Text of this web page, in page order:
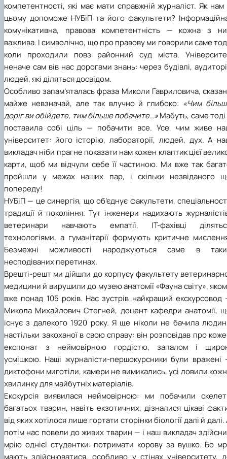
компетентності, які має мати справжній журналіст. Як нам
цьому допоможе НУБіП та його факультети?
комунікативна, правова компетентність — кожна з
важлива. І символічно, що про правову ми говорили саме
коли проходили повз районний суд міста.
неначе сам вів нас дорогами знань: через будівлі,
людей, які діляться досвідом.
Особливо запам’яталась фраза Миколи Гавриловича,
майже невзначай, але так влучно й глибоко: «Чим
доріг ви обійдете, тим більше побачите…»Мабуть, саме тоді
поставила собі ціль — побачити все. Усе, чим живе
університет: його історію, лабораторії, людей, дух. А
викладач ніби прагне показати нам кожен клаптик цієї
карти, щоб ми відчули себе її частиною. Ми вже так
пройшли у межах наших пар, і скільки незвіданого
попереду!
НУБіП — це синергія, що об’єднує факультети,
традиції й покоління. Тут інженери надихають
ветеринари навчають емпатії, ІТ-фахівці
технологіями, а гуманітарії формують критичне
Безмежні можливості народжуються саме в
несподіваних перетинах.
Врешті-решт ми дійшли до корпусу факультету
медицини й вирушили до музею анатомії «Фауна світу»,
вже понад 105 років. Нас зустрів найкращий екскурсовод
Микола Михайлович Стегней, доцент кафедри анатомії,
існує з далекого 1920 року. Я ще ніколи не бачила
настільки закоханої в свою справу: він розповідав про
експонат з неймовірною гордістю, запалом і
усмішкою. Наші журналісти-першокурсники були вражені
диктофони миготіли, камери не вимикались, усі ловили
хвилинку для майбутніх матеріалів.
Екскурсія виявилася неймовірною: ми побачили
багатьох тварин, навіть екзотичних, дізналися цікаві
від яких хотілося лише гортати сторінки біології далі й далі.
потім нас повели до живих тварин — і наш викладач
мрію однієї студентки: потримати корову за вушко. Бо